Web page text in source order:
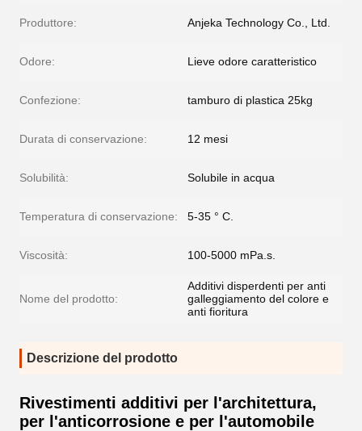
Produttore: Anjeka Technology Co., Ltd.
Odore: Lieve odore caratteristico
Confezione: tamburo di plastica 25kg
Durata di conservazione: 12 mesi
Solubilità: Solubile in acqua
Temperatura di conservazione: 5-35 ° C.
Viscosità: 100-5000 mPa.s.
Nome del prodotto:
Additivi disperdenti per anti
galleggiamento del colore e
anti fioritura
Descrizione del prodotto
Rivestimenti additivi per l'architettura,
per l'anticorrosione e per l'automobile